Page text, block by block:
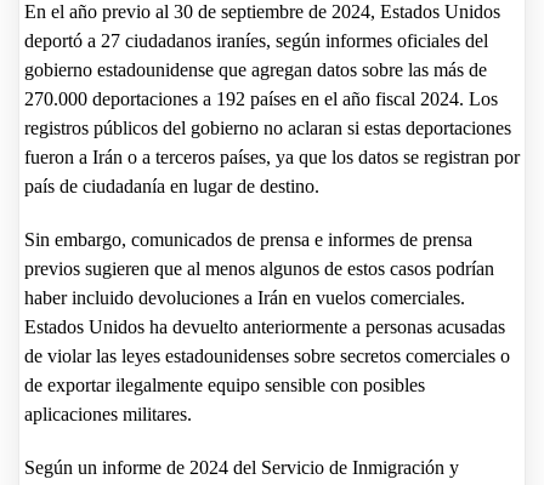
En el año previo al 30 de septiembre de 2024, Estados Unidos
deportó a 27 ciudadanos iraníes, según informes oficiales del
gobierno estadounidense que agregan datos sobre las más de
270.000 deportaciones a 192 países en el año fiscal 2024. Los
registros públicos del gobierno no aclaran si estas deportaciones
fueron a Irán o a terceros países, ya que los datos se registran por
país de ciudadanía en lugar de destino.
Sin embargo, comunicados de prensa e informes de prensa
previos sugieren que al menos algunos de estos casos podrían
haber incluido devoluciones a Irán en vuelos comerciales.
Estados Unidos ha devuelto anteriormente a personas acusadas
de violar las leyes estadounidenses sobre secretos comerciales o
de exportar ilegalmente equipo sensible con posibles
aplicaciones militares.
Según un informe de 2024 del Servicio de Inmigración y